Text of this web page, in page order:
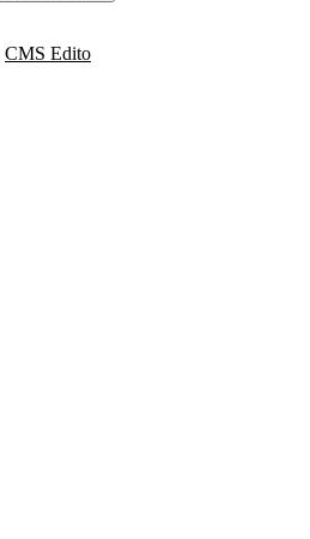
CMS Edito